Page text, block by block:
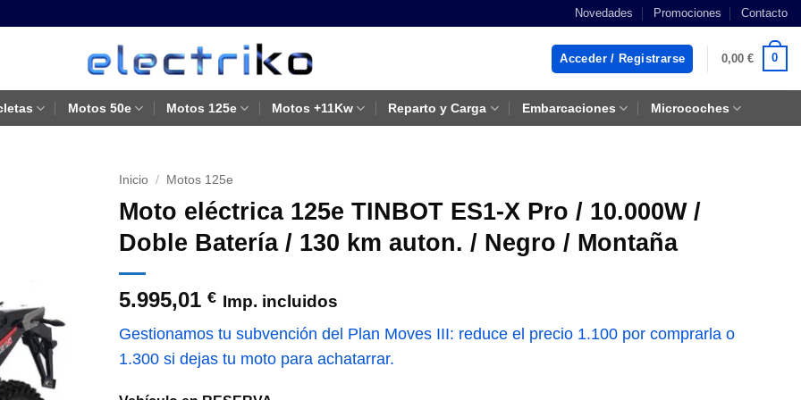
Novedades Promociones Contacto
Acceder / Registrarse 0,00 € 0
Motos 50e Motos 125e Motos +11Kw Reparto y Carga Embarcaciones Microcoches
Inicio / Motos 125e
Moto eléctrica 125e TINBOT ES1-X Pro / 10.000W /
Doble Batería / 130 km auton. / Negro / Montaña
5.995,01€ Imp. incluidos
Gestionamos tu subvención del Plan Moves III: reduce el precio 1.100 por comprarla o
1.300 si dejas tu moto para achatarrar.